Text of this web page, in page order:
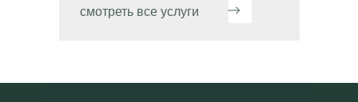
смотреть все услуги